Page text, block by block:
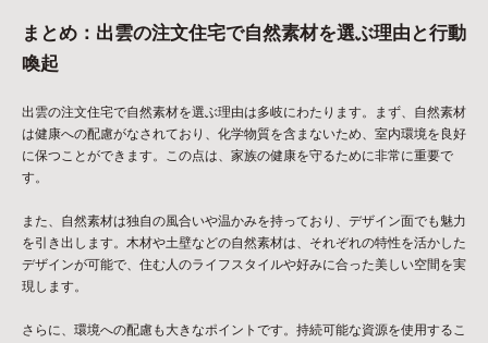
まとめ：出雲の注文住宅で自然素材を選ぶ理由と行動
喚起
出雲の注文住宅で自然素材を選ぶ理由は多岐にわたります。まず、自然素材
は健康への配慮がなされており、化学物質を含まないため、室内環境を良好
に保つことができます。この点は、家族の健康を守るために非常に重要で
す。
また、自然素材は独自の風合いや温かみを持っており、デザイン面でも魅力
を引き出します。木材や土壁などの自然素材は、それぞれの特性を活かした
デザインが可能で、住む人のライフスタイルや好みに合った美しい空間を実
現します。
さらに、環境への配慮も大きなポイントです。持続可能な資源を使用するこ